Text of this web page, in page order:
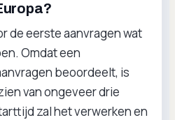
de eerste aanvragen wat
Omdat een
beoordeelt, is
van ongeveer drie
zal het verwerken en